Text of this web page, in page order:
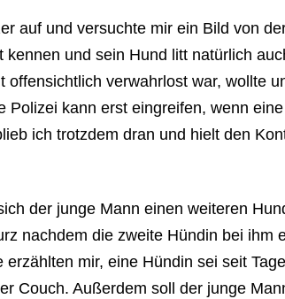
auf und versuchte mir ein Bild von
und sein Hund litt natürlich
verwahrlost war, wollte
kann erst eingreifen, wenn
ich trotzdem dran und hielt den
der junge Mann einen weiteren
nachdem die zweite Hündin bei ihm
mir, eine Hündin sei seit
Couch. Außerdem soll der junge